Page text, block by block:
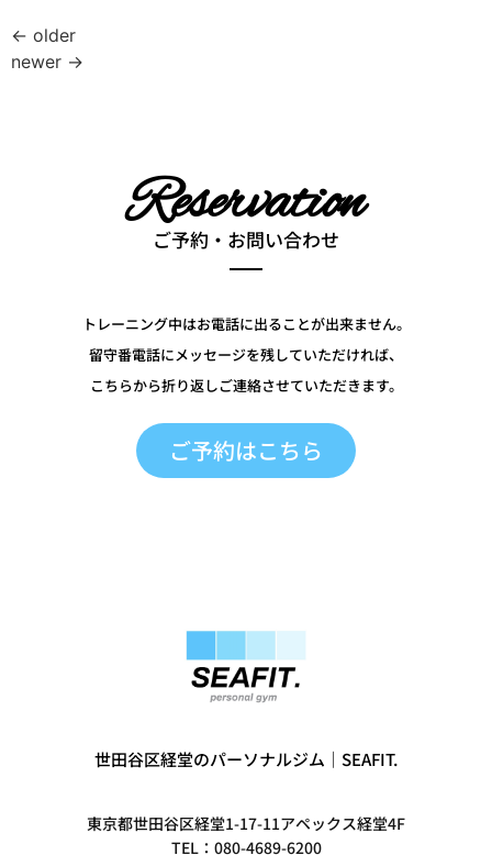
← older
newer →
Reservation
ご予約・お問い合わせ
トレーニング中はお電話に出ることが出来ません。
留守番電話にメッセージを残していただければ、
こちらから折り返しご連絡させていただきます。
ご予約はこちら
世田谷区経堂のパーソナルジム｜SEAFIT.
東京都世田谷区経堂1-17-11アペックス経堂4F
TEL：080-4689-6200